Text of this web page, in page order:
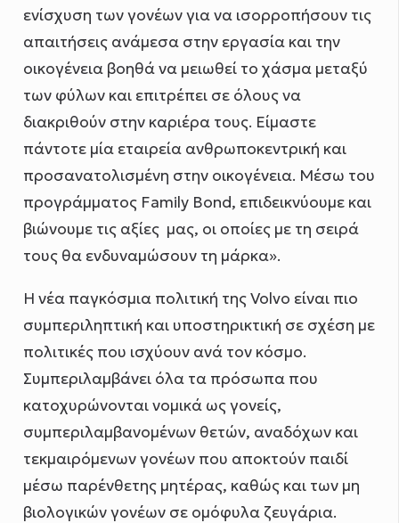
ενίσχυση των γονέων για να ισορροπήσουν τις
απαιτήσεις ανάμεσα στην εργασία και την
οικογένεια βοηθά να μειωθεί το χάσμα μεταξύ
των φύλων και επιτρέπει σε όλους να
διακριθούν στην καριέρα τους. Είμαστε
πάντοτε μία εταιρεία ανθρωποκεντρική και
προσανατολισμένη στην οικογένεια. Μέσω του
προγράμματος Family Bond, επιδεικνύουμε και
βιώνουμε τις αξίες μας, οι οποίες με τη σειρά
τους θα ενδυναμώσουν τη μάρκα».
Η νέα παγκόσμια πολιτική της Volvo είναι πιο
συμπεριληπτική και υποστηρικτική σε σχέση με
πολιτικές που ισχύουν ανά τον κόσμο.
Συμπεριλαμβάνει όλα τα πρόσωπα που
κατοχυρώνονται νομικά ως γονείς,
συμπεριλαμβανομένων θετών, αναδόχων και
τεκμαιρόμενων γονέων που αποκτούν παιδί
μέσω παρένθετης μητέρας, καθώς και των μη
βιολογικών γονέων σε ομόφυλα ζευγάρια.